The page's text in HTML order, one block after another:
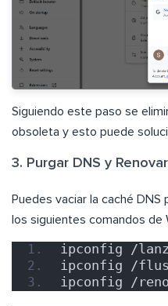
Siguiendo este paso se
obsoleta y esto puede
3. Purgar DNS y
Puedes vaciar la caché
los siguientes comandos de
ipconfig /
ipconfig /
ipconfig /